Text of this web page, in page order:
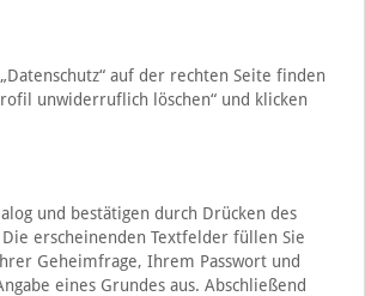
auf der rechten Seite finden
unwiderruflich löschen“ und klicken
und bestätigen durch Drücken des
Die erscheinenden Textfelder füllen Sie
Geheimfrage, Ihrem Passwort und
eines Grundes aus. Abschließend